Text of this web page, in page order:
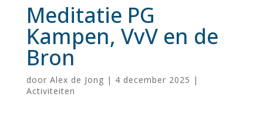
Meditatie PG
Kampen, VvV en de
Bron
door Alex de Jong | 4 december 2025 |
Activiteiten